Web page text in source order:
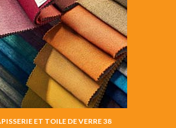
ET TOILE DE VERRE 38